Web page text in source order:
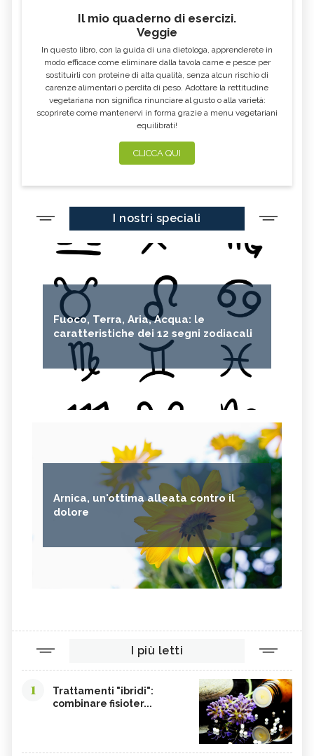
Il mio quaderno di esercizi.
Veggie
In questo libro, con la guida di una dietologa, apprenderete in
modo efficace come eliminare dalla tavola carne e pesce per
sostituirli con proteine di alta qualità, senza alcun rischio di
carenze alimentari o perdita di peso. Adottare la rettitudine
vegetariana non significa rinunciare al gusto o alla varietà:
scoprirete come mantenervi in forma grazie a menu vegetariani
equilibrati!
CLICCA QUI
I nostri speciali
Fuoco, Terra, Aria, Acqua: le
caratteristiche dei 12 segni zodiacali
Arnica, un'ottima alleata contro il
dolore
I più letti
1
Trattamenti "ibridi":
combinare fisioter...